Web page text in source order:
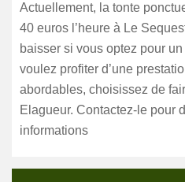
Actuellement, la tonte
40 euros l’heure à Le
baisser si vous optez pour
voulez profiter d’une
abordables, choisissez de
Elagueur. Contactez-le pour
informations